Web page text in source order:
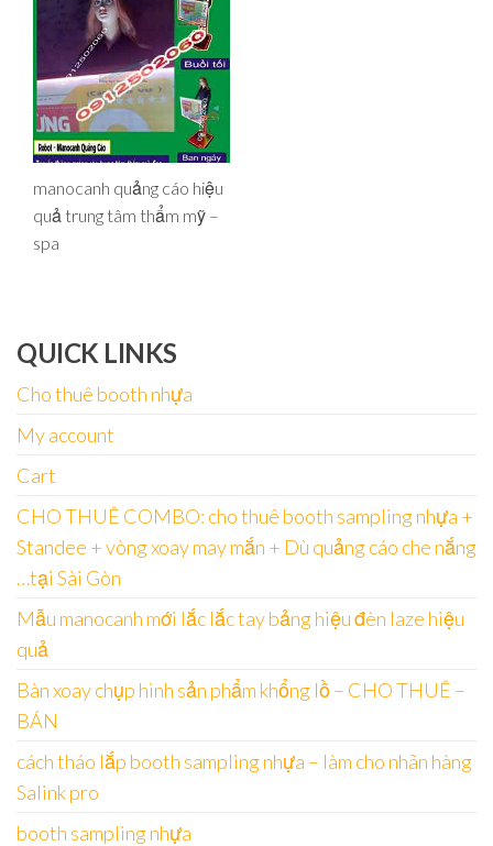
manocanh quảng cáo hiệu
quả trung tâm thẩm mỹ –
spa
QUICK LINKS
Cho thuê booth nhựa
My account
Cart
CHO THUÊ COMBO: cho thuê booth sampling nhựa +
Standee + vòng xoay may mắn + Dù quảng cáo che nắng
…tại Sài Gòn
Mẫu manocanh mới lắc lắc tay bảng hiệu đèn laze hiệu
quả
Bàn xoay chụp hình sản phẩm khổng lồ – CHO THUÊ –
BÁN
cách tháo lắp booth sampling nhựa – làm cho nhãn hàng
Salink pro
booth sampling nhựa